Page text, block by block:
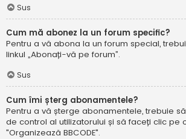
Sus
Cum mă abonez la un forum specific?
Pentru a vă abona la un forum special,
linkul „Abonați-vă pe forum”.
Sus
Cum îmi șterg abonamentele?
Pentru a vă șterge abonamentele, trebuie
de control al utilizatorului și să faceți clic pe
"Organizează BBCODE".